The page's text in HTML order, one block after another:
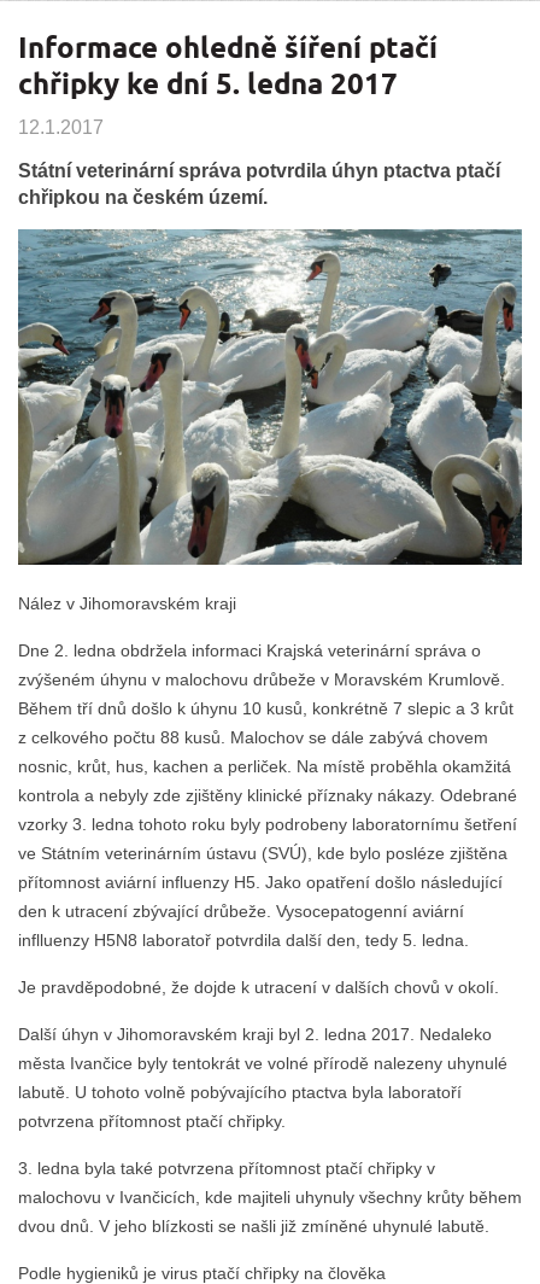
Informace ohledně šíření ptačí
chřipky ke dní 5. ledna 2017
12.1.2017
Státní veterinární správa potvrdila úhyn ptactva ptačí
chřipkou na českém území.
Nález v Jihomoravském kraji
Dne 2. ledna obdržela informaci Krajská veterinární správa o
zvýšeném úhynu v malochovu drůbeže v Moravském Krumlově.
Během tří dnů došlo k úhynu 10 kusů, konkrétně 7 slepic a 3 krůt
z celkového počtu 88 kusů. Malochov se dále zabývá chovem
nosnic, krůt, hus, kachen a perliček. Na místě proběhla okamžitá
kontrola a nebyly zde zjištěny klinické příznaky nákazy. Odebrané
vzorky 3. ledna tohoto roku byly podrobeny laboratornímu šetření
ve Státním veterinárním ústavu (SVÚ), kde bylo posléze zjištěna
přítomnost aviární influenzy H5. Jako opatření došlo následující
den k utracení zbývající drůbeže. Vysocepatogenní aviární
inflluenzy H5N8 laboratoř potvrdila další den, tedy 5. ledna.
Je pravděpodobné, že dojde k utracení v dalších chovů v okolí.
Další úhyn v Jihomoravském kraji byl 2. ledna 2017. Nedaleko
města Ivančice byly tentokrát ve volné přírodě nalezeny uhynulé
labutě. U tohoto volně pobývajícího ptactva byla laboratoří
potvrzena přítomnost ptačí chřipky.
3. ledna byla také potvrzena přítomnost ptačí chřipky v
malochovu v Ivančicích, kde majiteli uhynuly všechny krůty během
dvou dnů. V jeho blízkosti se našli již zmíněné uhynulé labutě.
Podle hygieniků je virus ptačí chřipky na člověka